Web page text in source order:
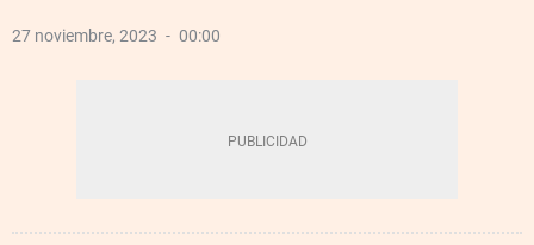
27 noviembre, 2023 00:00